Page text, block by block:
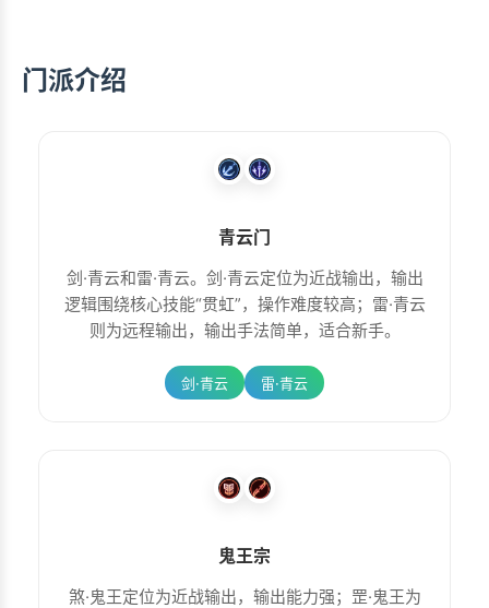
门派介绍
青云门
剑·青云和雷·青云。剑·青云定位为近战输出，输出
逻辑围绕核心技能“贯虹”，操作难度较高；雷·青云
则为远程输出，输出手法简单，适合新手。
剑·青云 雷·青云
鬼王宗
煞·鬼王定位为近战输出，输出能力强；罡·鬼王为